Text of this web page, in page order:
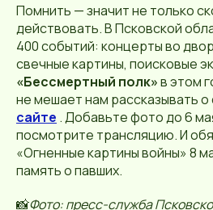
Помнить — значит не только
действовать. В Псковской
400 событий: концерты во
свечные картины, поисковые
«Бессмертный полк»в этом
не мешает нам рассказывать о
сайте . Добавьте фото до 6
посмотрите трансляцию. И
«Огненные картины войны» 8
память о павших.
📸Фото: пресс-служба